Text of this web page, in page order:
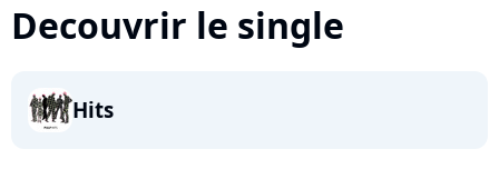
Decouvrir le single
Hits